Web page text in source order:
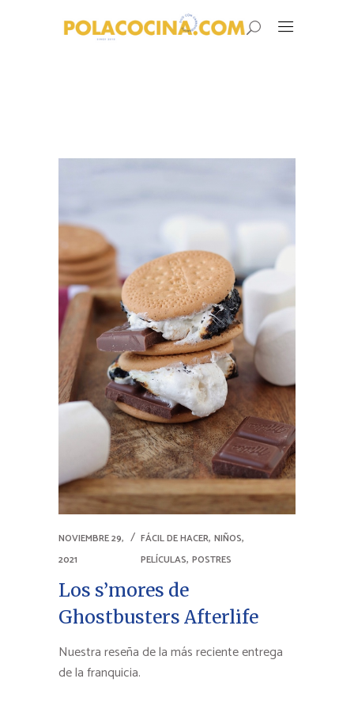
NOVIEMBRE 29,
2021
FÁCIL DE HACER,NIÑOS,
PELÍCULAS,POSTRES
Los s’mores de
Ghostbusters Afterlife
Nuestra reseña de la más reciente entrega
de la franquicia.